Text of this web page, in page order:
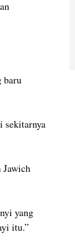
baru
sekitarnya
Jawich
yang
itu.”